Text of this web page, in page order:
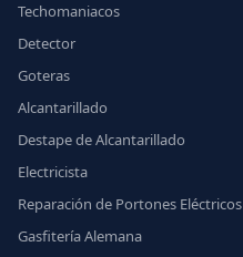
Techomaniacos
Detector
Goteras
Alcantarillado
Destape de Alcantarillado
Electricista
Reparación de Portones Eléctricos
Gasfitería Alemana